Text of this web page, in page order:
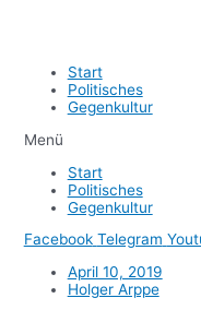
Start
Politisches
Gegenkultur
Menü
Start
Politisches
Gegenkultur
Facebook Telegram
April 10, 2019
Holger Arppe